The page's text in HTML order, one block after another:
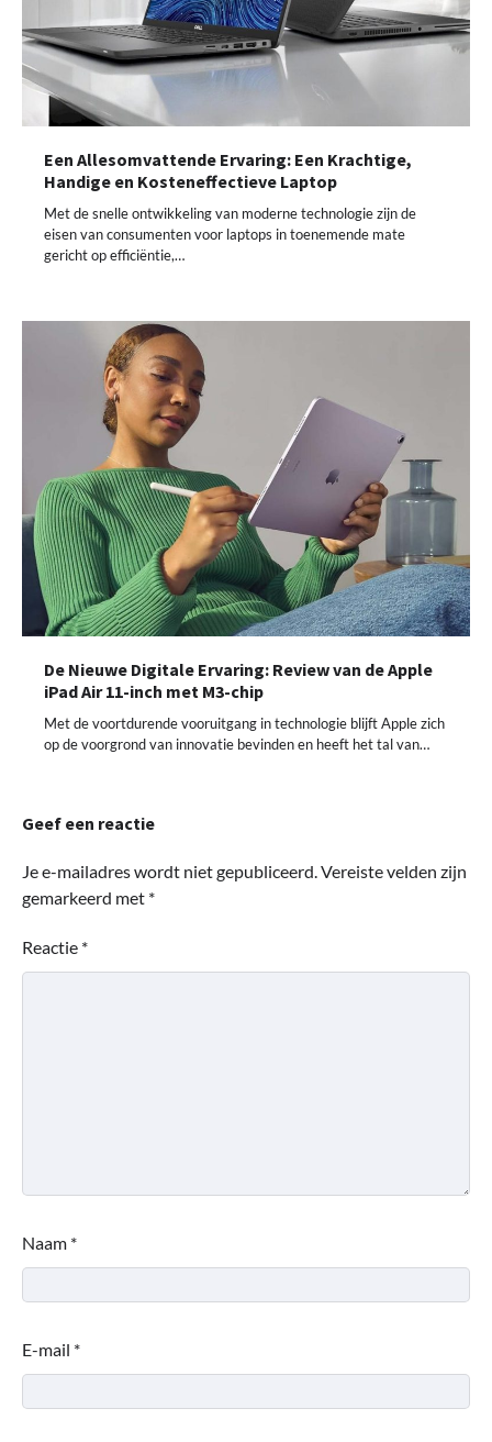
Een Allesomvattende Ervaring: Een Krachtige,
Handige en Kosteneffectieve Laptop
Met de snelle ontwikkeling van moderne technologie zijn de
eisen van consumenten voor laptops in toenemende mate
gericht op efficiëntie,…
De Nieuwe Digitale Ervaring: Review van de Apple
iPad Air 11-inch met M3-chip
Met de voortdurende vooruitgang in technologie blijft Apple zich
op de voorgrond van innovatie bevinden en heeft het tal van…
Geef een reactie
Je e-mailadres wordt niet gepubliceerd. Vereiste velden zijn
gemarkeerd met *
Reactie *
Naam *
E-mail *